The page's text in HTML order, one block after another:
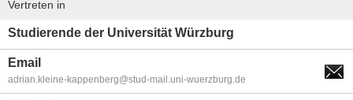
Vertreten in
Studierende der Universität Würzburg
Email
adrian.kleine-kappenberg@stud-mail.uni-wuerzburg.de